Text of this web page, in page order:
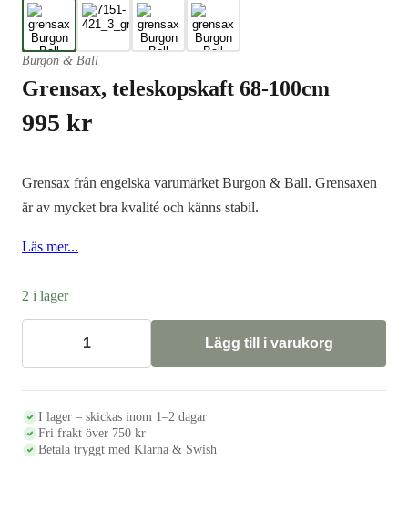
Burgon & Ball
Grensax, teleskopskaft 68-100cm
995 kr
Grensax från engelska varumärket Burgon & Ball. Grensaxen
är av mycket bra kvalité och känns stabil.
Läs mer...
2 i lager
teleskopskaft
mängd
Lägg till i varukorg
I lager – skickas inom 1–2 dagar
Fri frakt över 750 kr
Betala tryggt med Klarna & Swish